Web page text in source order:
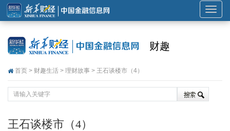
展
开
财趣
首页 > 财趣生活 > 理财故事 > 王石谈楼市（4）
王石谈楼市（4）